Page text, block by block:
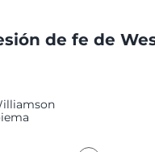
de fe de